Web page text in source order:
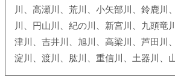
川、高瀬川、荒川、小矢部川、鈴鹿川
川、円山川、紀の川、新宮川、九頭竜
津川、吉井川、旭川、高梁川、芦田川
淀川、渡川、肱川、重信川、土器川、